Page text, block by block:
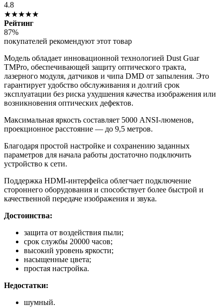
4.8
★★★★★
Рейтинг
87%
покупателей рекомендуют этот товар
Модель обладает инновационной технологией Dust Guar
TMPro, обеспечивающей защиту оптического тракта,
лазерного модуля, датчиков и чипа DMD от запыления. Это
гарантирует удобство обслуживания и долгий срок
эксплуатации без риска ухудшения качества изображения или
возникновения оптических дефектов.
Максимальная яркость составляет 5000 ANSI-люменов,
проекционное расстояние — до 9,5 метров.
Благодаря простой настройке и сохранению заданных
параметров для начала работы достаточно подключить
устройство к сети.
Поддержка HDMI-интерфейса облегчает подключение
стороннего оборудования и способствует более быстрой и
качественной передаче изображения и звука.
Достоинства:
защита от воздействия пыли;
срок службы 20000 часов;
высокий уровень яркости;
насыщенные цвета;
простая настройка.
Недостатки:
шумный.